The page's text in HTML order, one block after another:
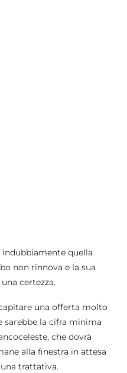
quella
non rinnova e la sua
certezza.
una offerta molto
sarebbe la cifra minima
che dovrà
alla finestra in attesa
trattativa.